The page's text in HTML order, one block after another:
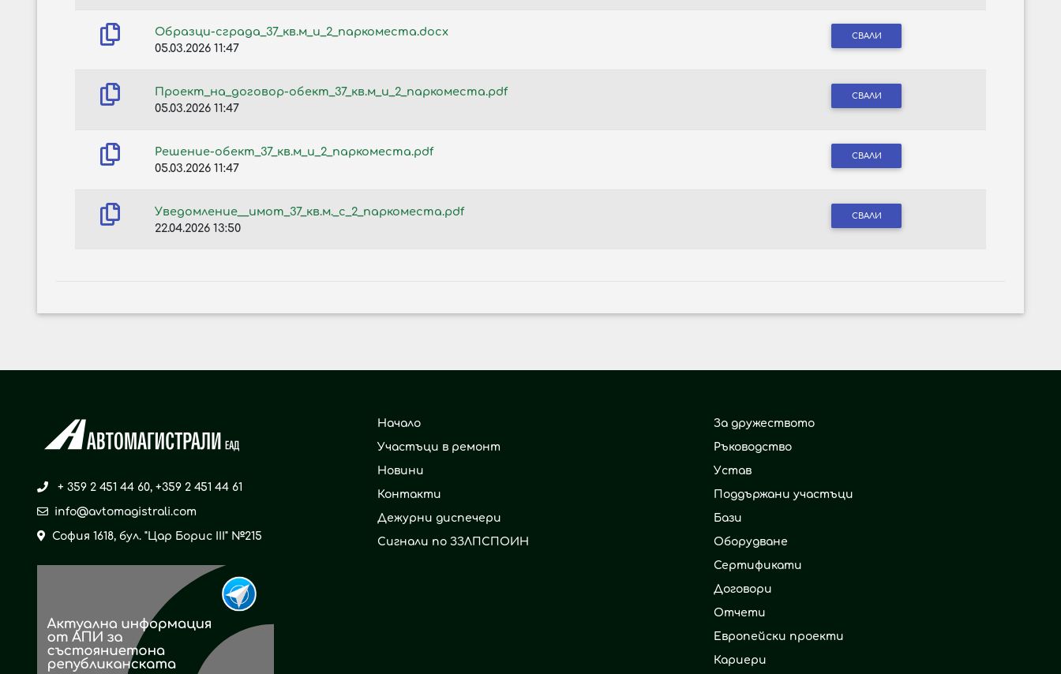
Образци-сграда_37_кв.м_и_2_паркоместа.docx
05.03.2026 11:47
СВАЛИ
Проект_на_договор-обект_37_кв.м_и_2_паркоместа.pdf
05.03.2026 11:47
СВАЛИ
Решение-обект_37_кв.м_и_2_паркоместа.pdf
05.03.2026 11:47
СВАЛИ
Уведомление__имот_37_кв.м._с_2_паркоместа.pdf
22.04.2026 13:50
СВАЛИ
+ 359 2 451 44 60, +359 2 451 44 61
info@avtomagistrali.com
София 1618, бул. "Цар Борис ІІІ" №215
Начало
Участъци в ремонт
Новини
Контакти
Дежурни диспечери
Сигнали по ЗЗЛПСПОИН
За дружеството
Ръководство
Устав
Поддържани участъци
Бази
Оборудване
Сертификати
Договори
Отчети
Европейски проекти
Кариери